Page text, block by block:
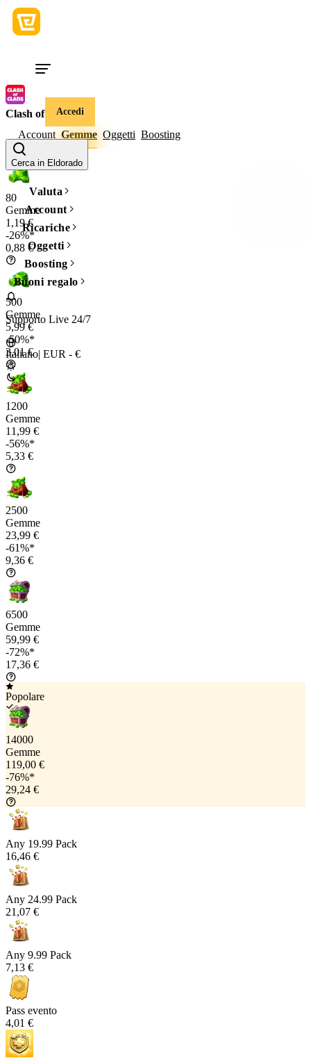
Accedi
Cerca in Eldorado
Valuta
Account
Ricariche
Oggetti
Boosting
Buoni regalo
Supporto Live 24/7
Italiano| EUR - €
Clash of Clans
Account Gemme Oggetti Boosting
Quantità
80
Gemme
1,19 €
-26%*
0,88 €
500
Gemme
5,99 €
-50%*
3,01 €
1200
Gemme
11,99 €
-56%*
5,33 €
2500
Gemme
23,99 €
-61%*
9,36 €
6500
Gemme
59,99 €
-72%*
17,36 €
Popolare
14000
Gemme
119,00 €
-76%*
29,24 €
Any 19.99 Pack
16,46 €
Any 24.99 Pack
21,07 €
Any 9.99 Pack
7,13 €
Pass evento
4,01 €